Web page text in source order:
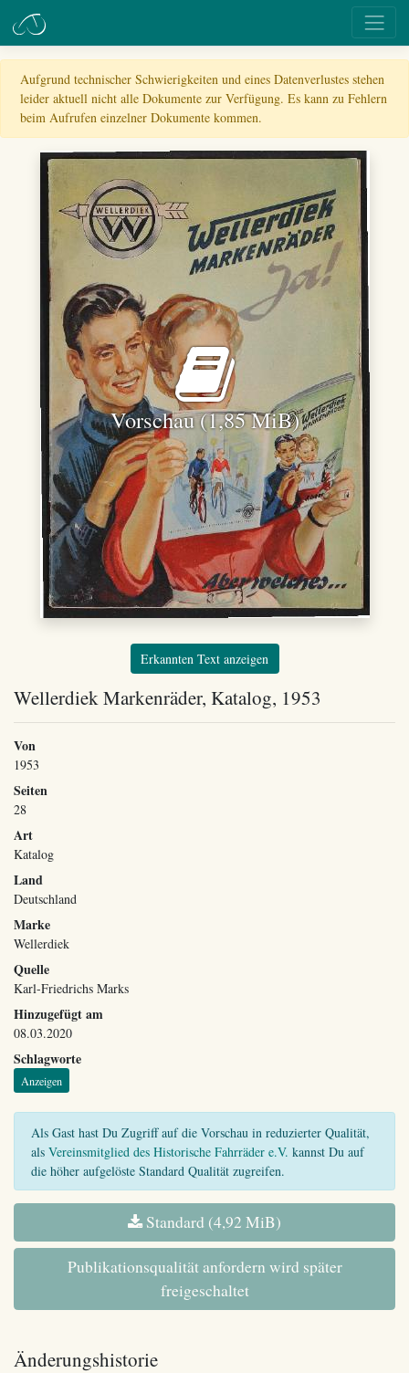
Aufgrund technischer Schwierigkeiten und eines Datenverlustes stehen
leider aktuell nicht alle Dokumente zur Verfügung. Es kann zu Fehlern
beim Aufrufen einzelner Dokumente kommen.
Vorschau (1,85 MiB)
Erkannten Text anzeigen
Wellerdiek Markenräder, Katalog, 1953
Von
1953
Seiten
28
Art
Katalog
Land
Deutschland
Marke
Wellerdiek
Quelle
Karl-Friedrichs Marks
Hinzugefügt am
08.03.2020
Schlagworte
Anzeigen
Als Gast hast Du Zugriff auf die Vorschau in reduzierter Qualität,
als Vereinsmitglied des Historische Fahrräder e.V. kannst Du auf
die höher aufgelöste Standard Qualität zugreifen.
Standard (4,92 MiB)
Publikationsqualität anfordern wird später
freigeschaltet
Änderungshistorie